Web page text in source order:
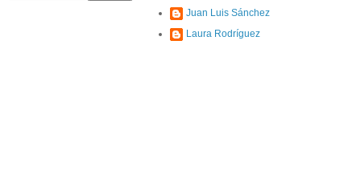
Juan Luis Sánchez
Laura Rodríguez